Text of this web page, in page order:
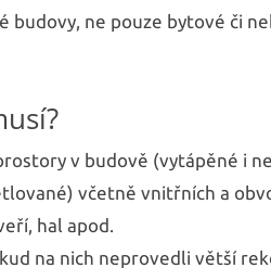
budovy, ne pouze bytové či
v budově (vytápěné i
včetně vnitřních a
hal apod.
na nich neprovedli větší